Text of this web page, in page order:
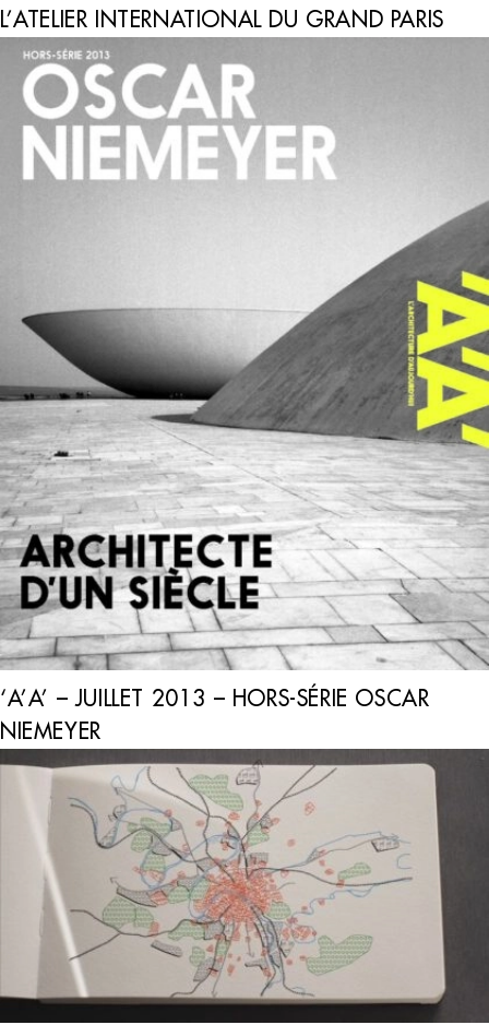
L’ATELIER INTERNATIONAL DU GRAND PARIS
‘A’A’ – JUILLET 2013 – HORS-SÉRIE OSCAR
NIEMEYER